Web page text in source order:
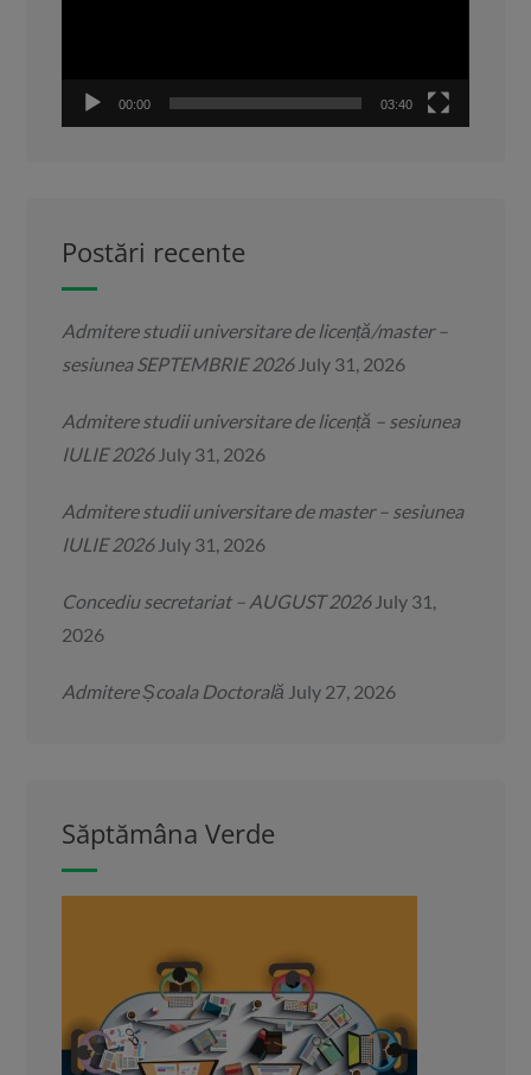
00:00 03:40
Postări recente
Admitere studii universitare de licență/master –
sesiunea SEPTEMBRIE 2026 July 31, 2026
Admitere studii universitare de licență – sesiunea
IULIE 2026 July 31, 2026
Admitere studii universitare de master – sesiunea
IULIE 2026 July 31, 2026
Concediu secretariat – AUGUST 2026 July 31,
2026
Admitere Școala Doctorală July 27, 2026
Săptămâna Verde